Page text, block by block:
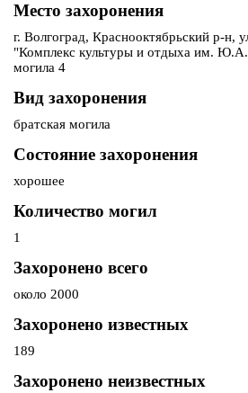
Место захоронения
г. Волгоград, Краснооктябрьский р-н,
"Комплекс культуры и отдыха им. Ю.А.
могила 4
Вид захоронения
братская могила
Состояние захоронения
хорошее
Количество могил
1
Захоронено всего
около 2000
Захоронено известных
189
Захоронено неизвестных